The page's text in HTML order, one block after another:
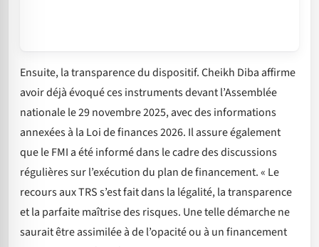
Ensuite, la transparence du dispositif. Cheikh Diba affirme
avoir déjà évoqué ces instruments devant l’Assemblée
nationale le 29 novembre 2025, avec des informations
annexées à la Loi de finances 2026. Il assure également
que le FMI a été informé dans le cadre des discussions
régulières sur l’exécution du plan de financement. « Le
recours aux TRS s’est fait dans la légalité, la transparence
et la parfaite maîtrise des risques. Une telle démarche ne
saurait être assimilée à de l’opacité ou à un financement